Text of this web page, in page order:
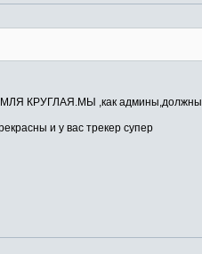
КРУГЛАЯ.МЫ ,как админы,должны
и у вас трекер супер